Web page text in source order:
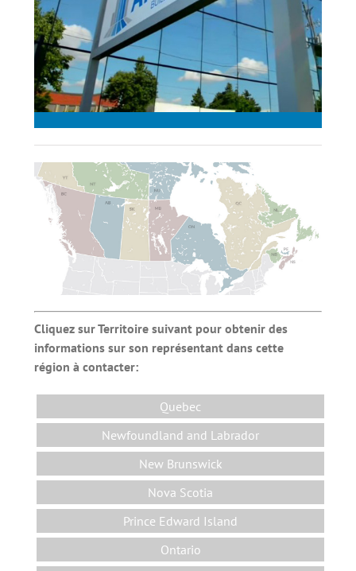
Cliquez sur Territoire suivant pour obtenir des
informations sur son représentant dans cette
région à contacter:
Quebec
Newfoundland and Labrador
New Brunswick
Nova Scotia
Prince Edward Island
Ontario